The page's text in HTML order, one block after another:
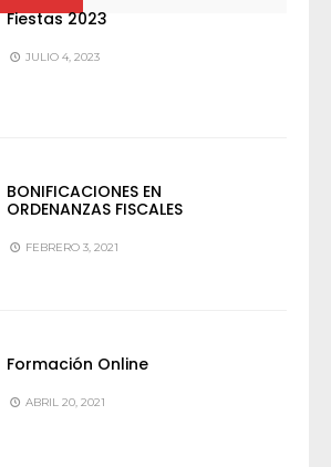
Fiestas 2023
JULIO 4, 2023
BONIFICACIONES EN
ORDENANZAS FISCALES
FEBRERO 3, 2021
Formación Online
ABRIL 20, 2021